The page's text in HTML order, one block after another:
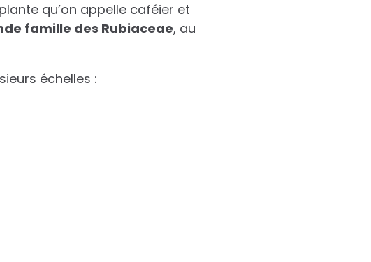
qu’on appelle caféier et
famille des Rubiaceae, au
échelles :